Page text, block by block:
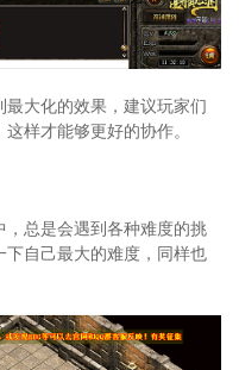
大化的效果，建议玩家们
样才能够更好的协作。
总是会遇到各种难度的挑
自己最大的难度，同样也